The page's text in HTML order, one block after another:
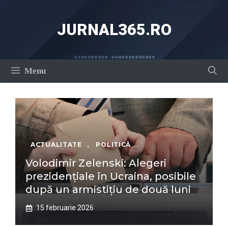
JURNAL365.RO
Menu
ACTUALITATE , POLITICĂ
Volodimir Zelenski: Alegeri
prezidențiale în Ucraina, posibile
după un armistițiu de două luni
15 februarie 2026